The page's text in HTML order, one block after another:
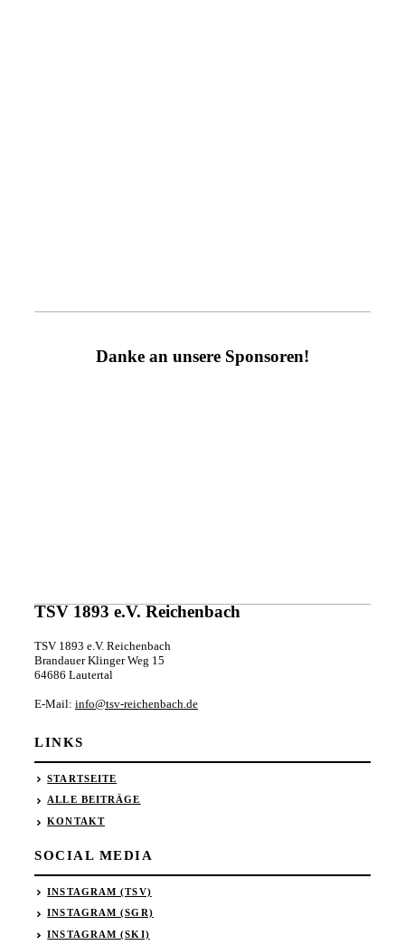
Danke an unsere Sponsoren!
TSV 1893 e.V. Reichenbach
TSV 1893 e.V. Reichenbach
Brandauer Klinger Weg 15
64686 Lautertal
E-Mail: info@tsv-reichenbach.de
LINKS
STARTSEITE
ALLE BEITRÄGE
KONTAKT
SOCIAL MEDIA
INSTAGRAM (TSV)
INSTAGRAM (SGR)
INSTAGRAM (SKI)